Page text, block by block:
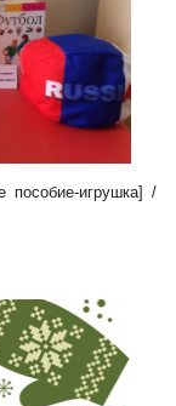
пособие-игрушка] /